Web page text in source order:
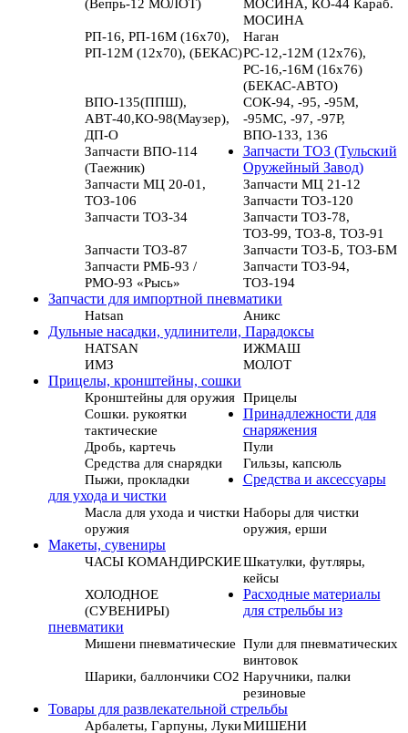
(Вепрь-12 МОЛОТ)
МОСИНА, КО-44 Караб.
МОСИНА
РП-16, РП-16М (16х70),
РП-12М (12х70), (БЕКАС)
Наган
РС-12,-12М (12х76),
РС-16,-16М (16х76)
(БЕКАС-АВТО)
ВПО-135(ППШ),
АВТ-40,КО-98(Маузер),
ДП-О
СОК-94, -95, -95М,
-95МС, -97, -97Р,
ВПО-133, 136
Запчасти ВПО-114
(Таежник)
Запчасти ТОЗ (Тульский
Оружейный Завод)
Запчасти МЦ 20-01,
ТОЗ-106
Запчасти МЦ 21-12
Запчасти ТОЗ-120
Запчасти ТОЗ-34
Запчасти ТОЗ-78,
ТОЗ-99, ТОЗ-8, ТОЗ-91
Запчасти ТОЗ-87
Запчасти ТОЗ-Б, ТОЗ-БМ
Запчасти РМБ-93 /
РМО-93 «Рысь»
Запчасти ТОЗ-94,
ТОЗ-194
Запчасти для импортной пневматики
Hatsan
Аникс
Дульные насадки, удлинители, Парадоксы
HATSAN
ИЖМАШ
ИМЗ
МОЛОТ
Прицелы, кронштейны, сошки
Кронштейны для оружия Прицелы
Сошки. рукоятки
тактические
Принадлежности для
снаряжения
Дробь, картечь
Пули
Средства для снарядки
Гильзы, капсюль
Пыжи, прокладки
Средства и аксессуары
для ухода и чистки
Масла для ухода и чистки
оружия
Наборы для чистки
оружия, ерши
Макеты, сувениры
ЧАСЫ КОМАНДИРСКИЕШкатулки, футляры,
кейсы
ХОЛОДНОЕ
(СУВЕНИРЫ)
Расходные материалы
для стрельбы из
пневматики
Мишени пневматические Пули для пневматических
винтовок
Шарики, баллончики СО2 Наручники, палки
резиновые
Товары для развлекательной стрельбы
Арбалеты, Гарпуны, ЛукиМИШЕНИ